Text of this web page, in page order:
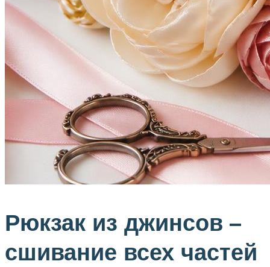
Рюкзак из джинсов –
сшивание всех частей